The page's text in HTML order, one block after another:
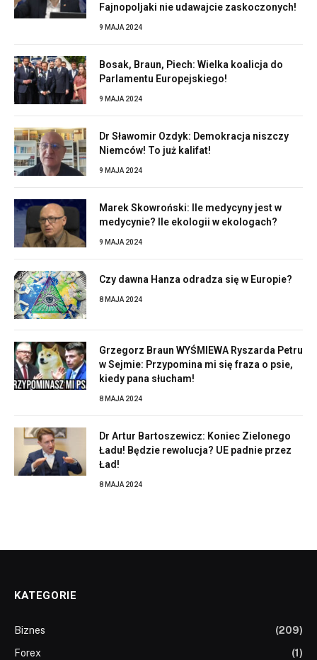
Fajnopoljaki nie udawajcie zaskoczonych!
9 MAJA 2024
Bosak, Braun, Piech: Wielka koalicja do
Parlamentu Europejskiego!
9 MAJA 2024
Dr Sławomir Ozdyk: Demokracja niszczy
Niemców! To już kalifat!
9 MAJA 2024
Marek Skowroński: Ile medycyny jest w
medycynie? Ile ekologii w ekologach?
9 MAJA 2024
Czy dawna Hanza odradza się w Europie?
8 MAJA 2024
Grzegorz Braun WYŚMIEWA Ryszarda Petru
w Sejmie: Przypomina mi się fraza o psie,
kiedy pana słucham!
8 MAJA 2024
Dr Artur Bartoszewicz: Koniec Zielonego
Ładu! Będzie rewolucja? UE padnie przez
Ład!
8 MAJA 2024
KATEGORIE
Biznes
(209)
Forex
(1)